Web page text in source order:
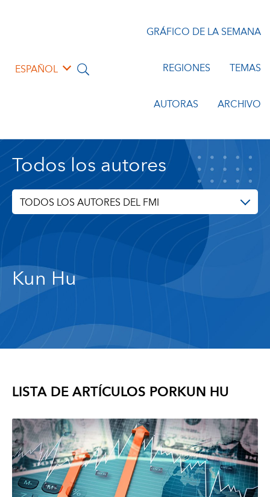
ESPAÑOL
GRÁFICO DE LA SEMANA
REGIONES TEMAS
AUTORAS ARCHIVO
Todos los autores
TODOS LOS AUTORES DEL FMI
Kun Hu
LISTA DE ARTÍCULOS PORKUN HU